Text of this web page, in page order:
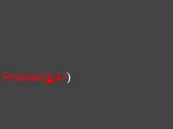
Pearson≧47)